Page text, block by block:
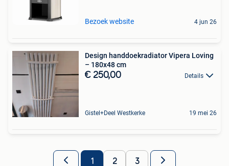
Bezoek website 4 jun 26
Design handdoekradiator Vipera Loving
– 180x48 cm
€ 250,00 Details
Gistel+Deel Westkerke 19 mei 26
1 2 3